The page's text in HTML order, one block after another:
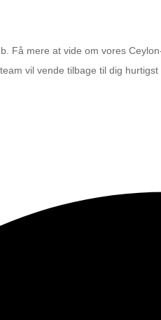
Få mere at vide om vores
vil vende tilbage til dig hurtigst